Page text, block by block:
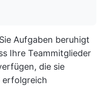
Aufgaben beruhigt
Ihre Teammitglieder
die sie
erfolgreich